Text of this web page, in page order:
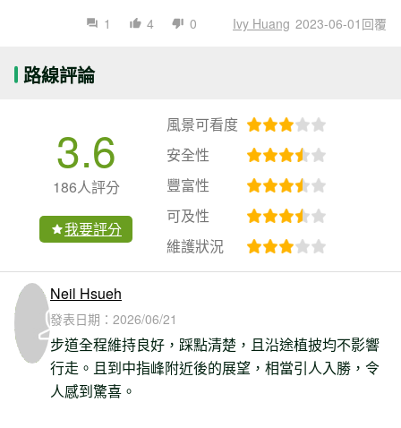
1 4 0 Ivy Huang 2023-06-01回覆
路線評論
3.6
186人評分
我要評分
風景可看度
安全性
豐富性
可及性
維護狀況
Neil Hsueh
發表日期： 2026/06/21
步道全程維持良好，踩點清楚，且沿途植披均不影響
行走。且到中指峰附近後的展望，相當引人入勝，令
人感到驚喜。